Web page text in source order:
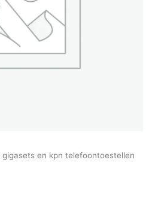
gigasets en kpn telefoontoestellen